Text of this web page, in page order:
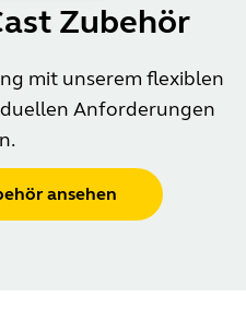
Zubehör
mit unserem flexiblen
Anforderungen
ansehen